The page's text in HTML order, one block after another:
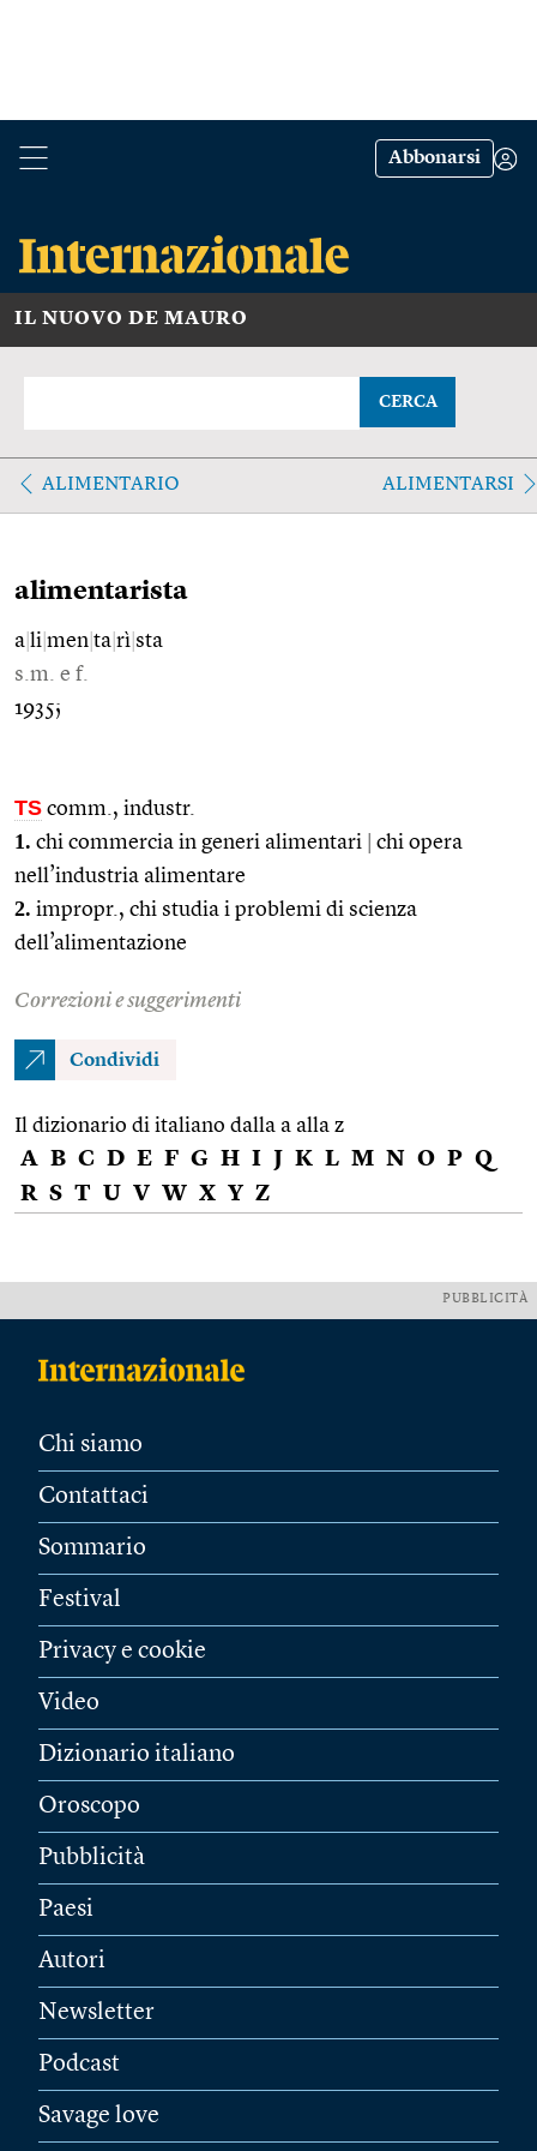
Abbonarsi
IL NUOVO DE MAURO
CERCA
ALIMENTARIO ALIMENTARSI
alimentarista
a li men ta rì sta
s.m. e f.
1935;
TS comm., industr.
1. chi commercia in generi alimentari
chi opera
nell’industria alimentare
2. impropr., chi studia i problemi di scienza
dell’alimentazione
Correzioni e suggerimenti
Condividi
Il dizionario di italiano dalla a alla z
A B C D E F G H I J K L M N O P Q
R S T U V W X Y Z
PUBBLICITÀ
Chi siamo
Contattaci
Sommario
Festival
Privacy e cookie
Video
Dizionario italiano
Oroscopo
Pubblicità
Paesi
Autori
Newsletter
Podcast
Savage love